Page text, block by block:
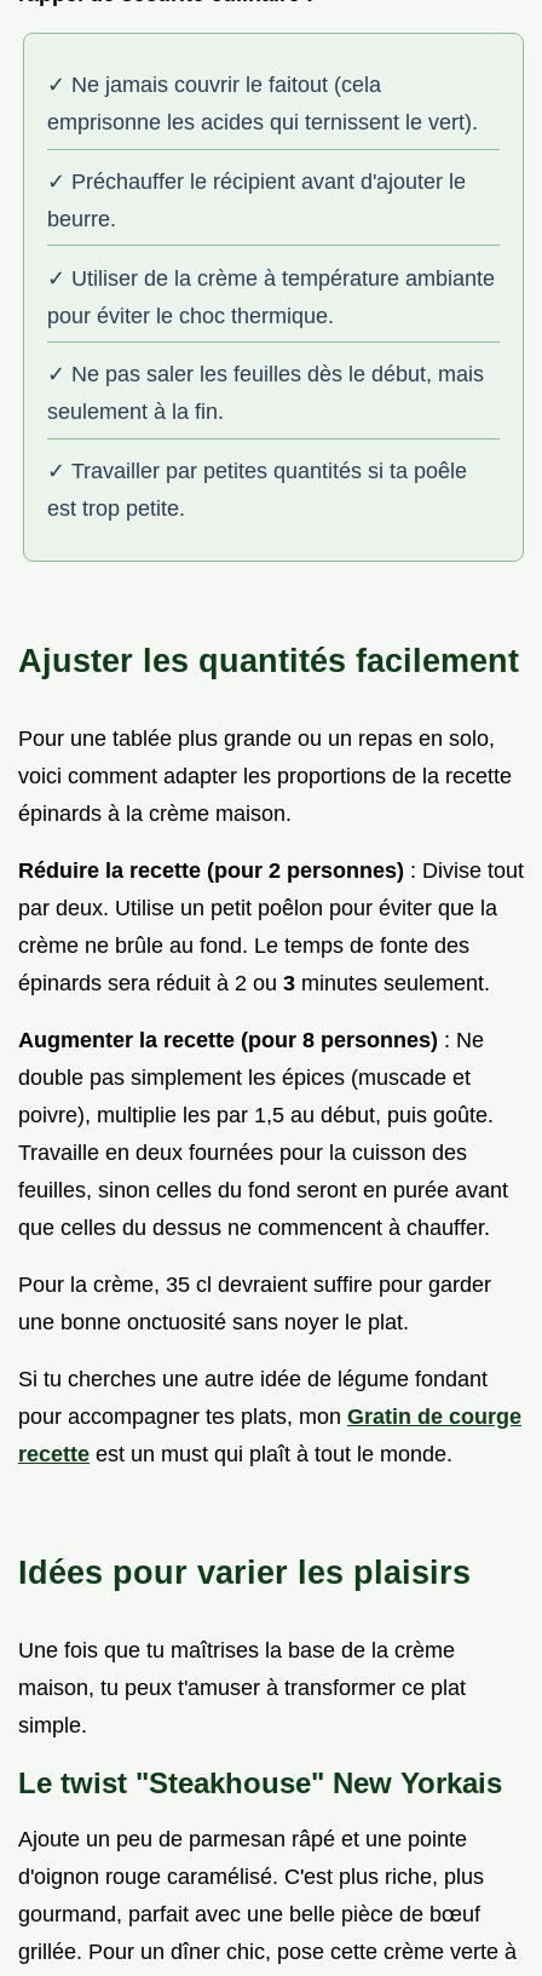
✓ Ne jamais couvrir le faitout (cela
emprisonne les acides qui ternissent le vert).
✓ Préchauffer le récipient avant d'ajouter le
beurre.
✓ Utiliser de la crème à température ambiante
pour éviter le choc thermique.
✓ Ne pas saler les feuilles dès le début, mais
seulement à la fin.
✓ Travailler par petites quantités si ta poêle
est trop petite.
Ajuster les quantités facilement
Pour une tablée plus grande ou un repas en solo,
voici comment adapter les proportions de la recette
épinards à la crème maison.
Réduire la recette (pour 2 personnes) : Divise tout
par deux. Utilise un petit poêlon pour éviter que la
crème ne brûle au fond. Le temps de fonte des
épinards sera réduit à 2 ou 3 minutes seulement.
Augmenter la recette (pour 8 personnes) : Ne
double pas simplement les épices (muscade et
poivre), multiplie les par 1,5 au début, puis goûte.
Travaille en deux fournées pour la cuisson des
feuilles, sinon celles du fond seront en purée avant
que celles du dessus ne commencent à chauffer.
Pour la crème, 35 cl devraient suffire pour garder
une bonne onctuosité sans noyer le plat.
Si tu cherches une autre idée de légume fondant
pour accompagner tes plats, mon Gratin de courge
recette est un must qui plaît à tout le monde.
Idées pour varier les plaisirs
Une fois que tu maîtrises la base de la crème
maison, tu peux t'amuser à transformer ce plat
simple.
Le twist "Steakhouse" New Yorkais
Ajoute un peu de parmesan râpé et une pointe
d'oignon rouge caramélisé. C'est plus riche, plus
gourmand, parfait avec une belle pièce de bœuf
grillée. Pour un dîner chic, pose cette crème verte à